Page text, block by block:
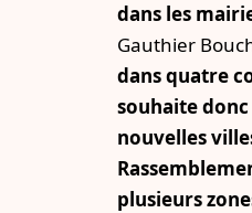
dans les
Gauthier
dans quatre
souhaite
nouvelles
plusieurs